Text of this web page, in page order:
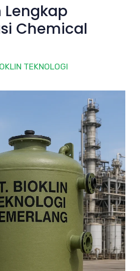
Lengkap
Chemical
TEKNOLOGI